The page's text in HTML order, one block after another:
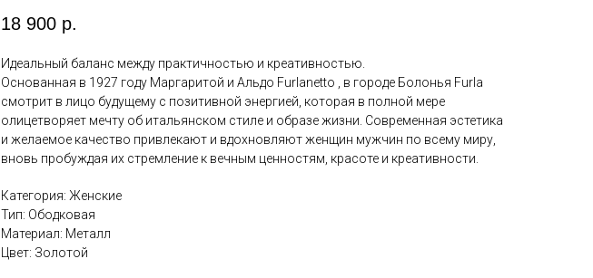
18 900 р.
Идеальный баланс между практичностью и креативностью.
Основанная в 1927 году Маргаритой и Альдо Furlanetto , в городе Болонья Furla
смотрит в лицо будущему с позитивной энергией, которая в полной мере
олицетворяет мечту об итальянском стиле и образе жизни. Современная эстетика
и желаемое качество привлекают и вдохновляют женщин мужчин по всему миру,
вновь пробуждая их стремление к вечным ценностям, красоте и креативности.
Категория: Женские
Тип: Ободковая
Материал: Металл
Цвет: Золотой